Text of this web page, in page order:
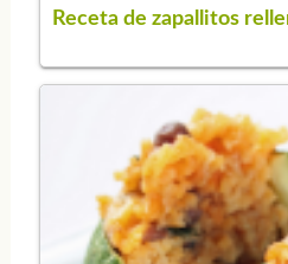
Receta de zapallitos